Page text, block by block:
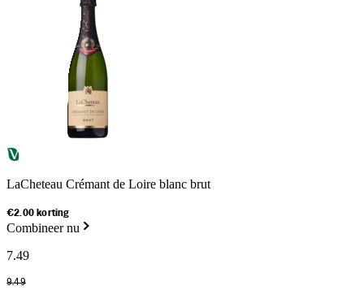
LaCheteau Crémant de Loire blanc brut
€2.00 korting
Combineer nu
7.49
9.49